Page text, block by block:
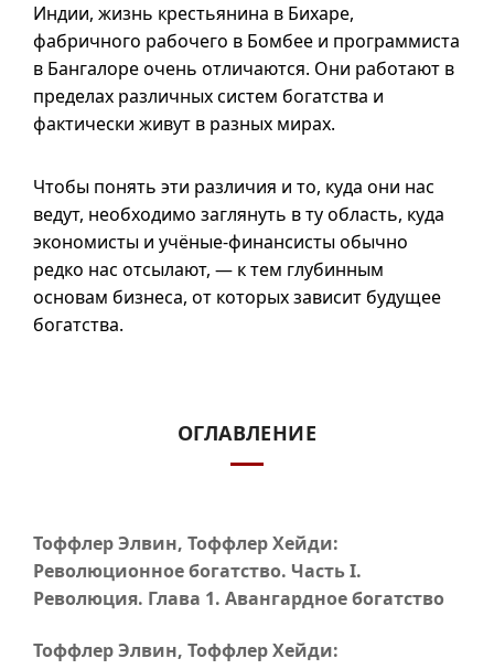
Индии, жизнь крестьянина в Бихаре,
фабричного рабочего в Бомбее и программиста
в Бангалоре очень отличаются. Они работают в
пределах различных систем богатства и
фактически живут в разных мирах.
Чтобы понять эти различия и то, куда они нас
ведут, необходимо заглянуть в ту область, куда
экономисты и учёные-финансисты обычно
редко нас отсылают, — к тем глубинным
основам бизнеса, от которых зависит будущее
богатства.
ОГЛАВЛЕНИЕ
Тоффлер Элвин, Тоффлер Хейди:
Революционное богатство. Часть I.
Революция. Глава 1. Авангардное богатство
Тоффлер Элвин, Тоффлер Хейди: